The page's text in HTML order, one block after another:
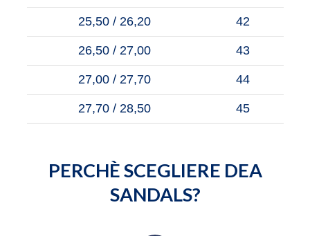
25,50 / 26,20 42
26,50 / 27,00 43
27,00 / 27,70 44
27,70 / 28,50 45
PERCHÈ SCEGLIERE DEA
SANDALS?